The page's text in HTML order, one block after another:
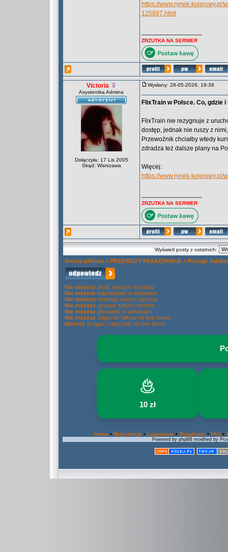
https://www.rynek-
125897.html
ZRZUTKA NA SERWER
Victoria
Asystentka Admina
Dołączyła: 17 Lis 2005
Skąd: Warszawa
Wysłany: 28-05-2026, 19:39
FlixTrain w Polsce. Co, gdzie
FlixTrain nie rezygnuje z
dostęp, jednak nie ruszy z
Przewoźnik chciałby wtedy
zdradza też dalsze plany na
Więcej:
https://www.rynek-
ZRZUTKA NA SERWER
Wyświetl posty z ostatnich:
Strona główna » PRZEWOZY PASAŻERSKIE » Pociągi
Nie możesz pisać nowych tematów
Nie możesz odpowiadać w tematach
Nie możesz zmieniać swoich postów
Nie możesz usuwać swoich postów
Nie możesz głosować w ankietach
Nie możesz załączać plików na tym forum
Możesz ściągać załączniki na tym forum
10 zł
Home • Rejestracja • Logowanie • Regulamin • FAQ •
Powered by phpBB modified by